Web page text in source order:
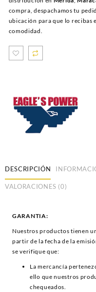
compra, despachamos tu
ubicación para que lo recibas
comodidad.
DESCRIPCIÓN
VALORACIONES (0)
GARANTIA:
Nuestros productos tienen
partir de la fecha de la
se verifique que:
La mercancía
ello que nuestros
chequeados.